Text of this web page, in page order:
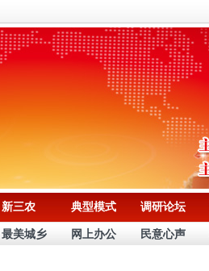
新三农 典型模式 调研论坛
最美城乡 网上办公 民意心声